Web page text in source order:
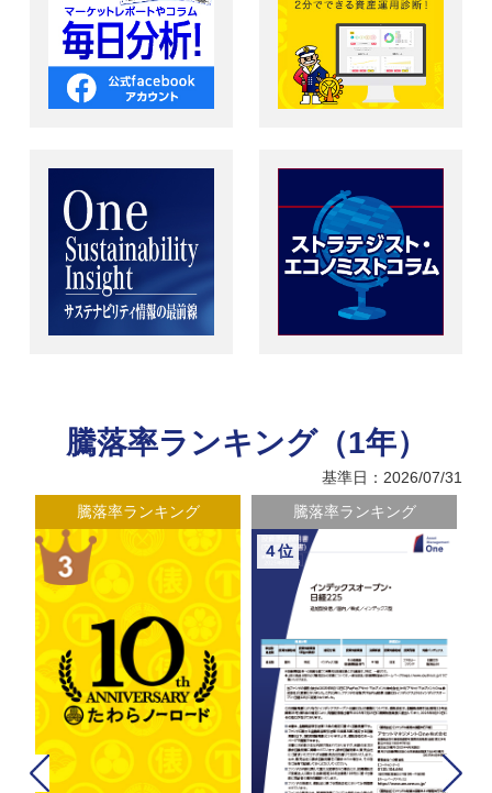
騰落率ランキング（1年）
基準日：2026/07/31
騰落率ランキング 騰落率ランキング
４位